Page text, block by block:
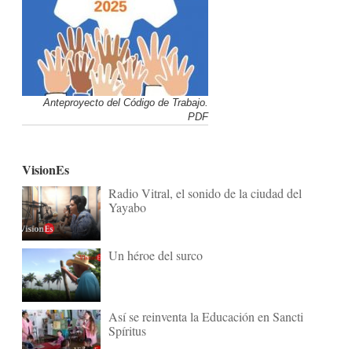
Anteproyecto del Código de Trabajo.
PDF
VisionEs
Radio Vitral, el sonido de la ciudad del
Yayabo
Un héroe del surco
Así se reinventa la Educación en Sancti
Spíritus